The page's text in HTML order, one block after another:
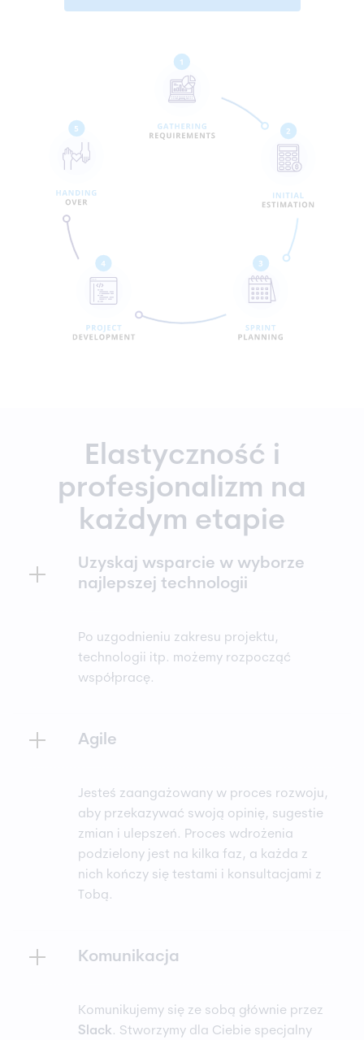
Elastyczność i
profesjonalizm na
każdym etapie
Uzyskaj wsparcie w wyborze
najlepszej technologii
Po uzgodnieniu zakresu projektu,
technologii itp. możemy rozpocząć
współpracę.
Agile
Jesteś zaangażowany w proces rozwoju,
aby przekazywać swoją opinię, sugestie
zmian i ulepszeń. Proces wdrożenia
podzielony jest na kilka faz, a każda z
nich kończy się testami i konsultacjami z
Tobą.
Komunikacja
Komunikujemy się ze sobą głównie przez
Slack. Stworzymy dla Ciebie specjalny